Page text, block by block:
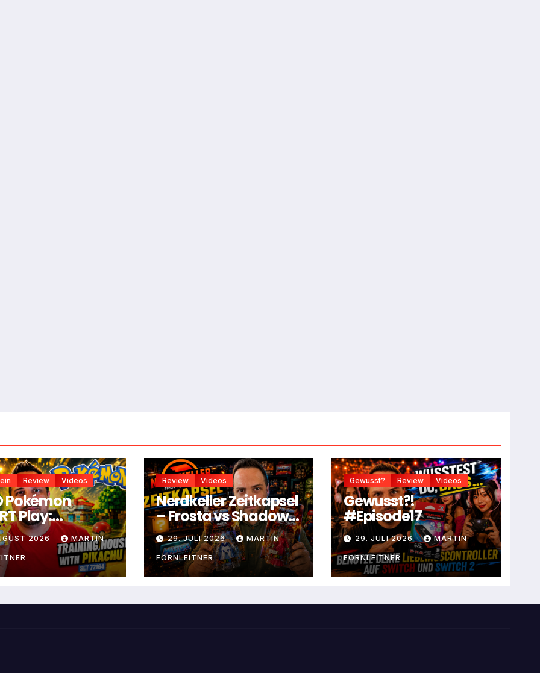
Review Videos
Pokémon
Play:
mit
2026 MARTIN
Review Videos
Nerdkeller Zeitkapsel
– Frosta vs Shadow
Weaver
29. JULI 2026 MARTIN
FORNLEITNER
Gewusst? Review Videos
Gewusst?!
#Episode17
29. JULI 2026 MARTIN
FORNLEITNER